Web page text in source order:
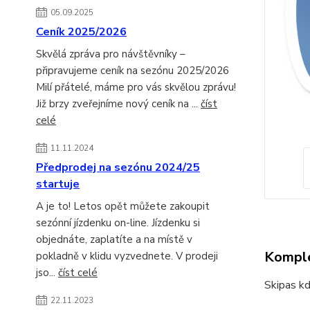
05.09.2025
Ceník 2025/2026
Skvělá zpráva pro návštěvníky –
připravujeme ceník na sezónu 2025/2026
Milí přátelé, máme pro vás skvělou zprávu!
Již brzy zveřejníme nový ceník na ... číst
celé
11.11.2024
Předprodej na sezónu 2024/25
startuje
A je to! Letos opět můžete zakoupit
sezónní jízdenku on-line. Jízdenku si
objednáte, zaplatíte a na místě v
pokladně v klidu vyzvednete. V prodeji
jso... číst celé
22.11.2023
Skipas